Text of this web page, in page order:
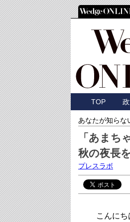
TOP
あなたが知らな
「あまち
秋の夜長
プレスラボ
こんにち